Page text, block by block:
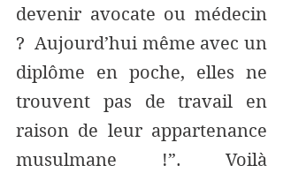
devenir avocate ou médecin
?  Aujourd’hui même avec un
diplôme en poche, elles ne
trouvent pas de travail en
raison de leur appartenance
musulmane !”. Voilà